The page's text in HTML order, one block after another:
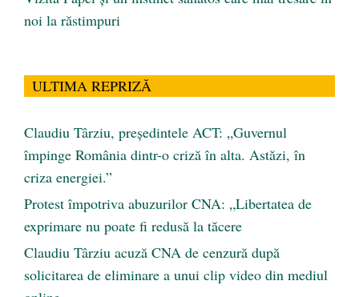
noi la răstimpuri
ULTIMA REPRIZĂ
Claudiu Târziu, președintele ACT: „Guvernul
împinge România dintr-o criză în alta. Astăzi, în
criza energiei.”
Protest împotriva abuzurilor CNA: „Libertatea de
exprimare nu poate fi redusă la tăcere
Claudiu Târziu acuză CNA de cenzură după
solicitarea de eliminare a unui clip video din mediul